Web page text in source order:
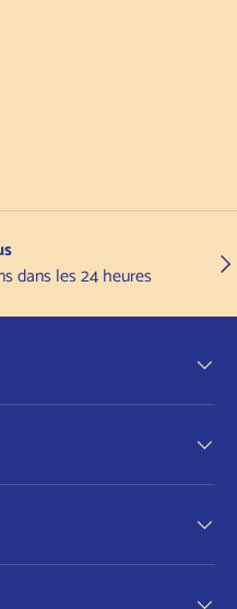
dans les 24 heures